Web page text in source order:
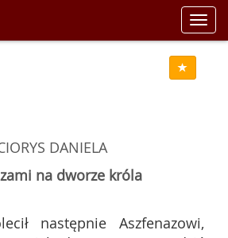
DANIELA
na dworze króla
następnie Aszfenazowi,